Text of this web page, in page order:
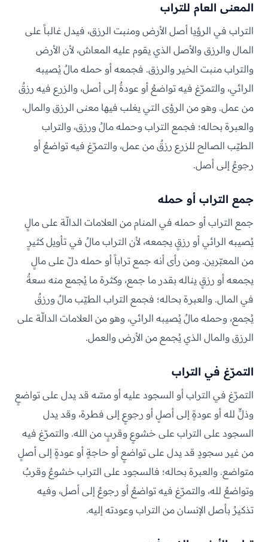
المعنى العام للتراب
التراب في الرؤيا أصل الأرض ومنبت الرزق، فيدل غالباً على
المال والرزق والأصل الذي يقوم عليه المعاش، لأن الأرض
والتراب منبت الخير والرزق. فجمعه أو حمله مالٌ يُصيبه
الرائي، والتمرّغ فيه تواضعٌ أو عودةٌ إلى أصل، والزرع فيه رزقٌ
من عمل. وهو من الرؤى التي يغلب فيها معنى الرزق والمال،
والعبرة بحاله؛ فجمع التراب وحمله مالٌ ورزق، والتراب
الطيّب الصالح للزرع رزقٌ من عمل، والتمرّغ فيه تواضعٌ أو
رجوعٌ إلى أصل.
جمع التراب أو حمله
جمع التراب أو حمله في المنام من العلامات الدالّة على مالٍ
يُصيبه الرائي أو رزقٍ يجمعه، لأن التراب مالٌ في تأويل كثيرٍ
من المعبّرين. ومن رأى أنه جمع تراباً أو حمله دلّ على مالٍ
يجمعه أو رزقٍ يناله بقدر ما جمع، وكثرة ما يُجمع منه سعةٌ
في المال. والعبرة بحاله؛ فجمع التراب الطيّب مالٌ ورزقٌ
يُجمع، وحمله مالٌ يُصيبه الرائي، وهو من العلامات الدالّة على
الرزق والمال الذي يُجمع من الأرض والعمل.
التمرّغ في التراب
التمرّغ في التراب أو السجود عليه أو مسّه قد يدل على تواضعٍ
وذلٍّ لله أو عودةٍ إلى أصلٍ أو رجوعٍ إلى فطرة، وقد يدل
السجود على التراب على خشوعٍ وقربٍ من الله. والتمرّغ فيه
من غير سجودٍ قد يدل على تواضعٍ أو حاجةٍ أو عودةٍ إلى أصلٍ
متواضع. والعبرة بحاله؛ فالسجود على التراب خشوعٌ وقربٌ
وتواضعٌ لله، والتمرّغ فيه تواضعٌ أو رجوعٌ إلى أصل، وفيه
تذكيرٌ بأصل الإنسان من التراب وعودته إليه.